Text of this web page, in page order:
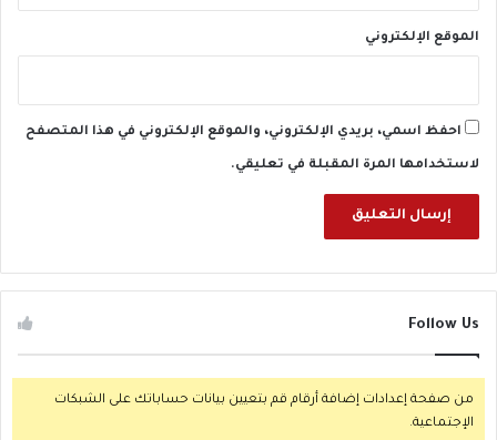
الموقع الإلكتروني
احفظ اسمي، بريدي الإلكتروني، والموقع الإلكتروني في هذا المتصفح
لاستخدامها المرة المقبلة في تعليقي.
Follow Us
من صفحة إعدادات إضافة أرقام قم بتعيين بيانات حساباتك على الشبكات
الإجتماعية.